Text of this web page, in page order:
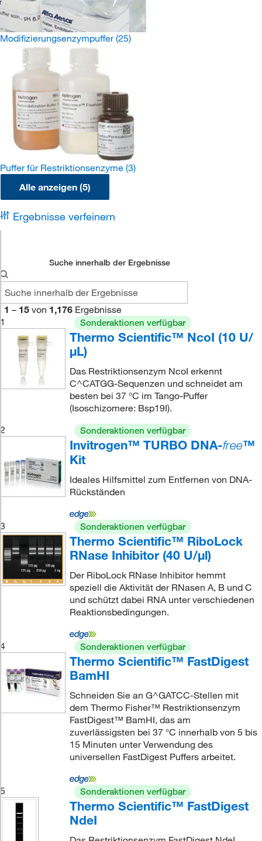
Modifizierungsenzympuffer(25)
Puffer für Restriktionsenzyme (3)
Alle anzeigen (5)
Ergebnisse verfeinern
Suche innerhalb der Ergebnisse
1 – 15 von 1,176 Ergebnisse
1
Sonderaktionen verfügbar
Thermo Scientific™ NcoI (10 U/
μL)
Das Restriktionsenzym NcoI erkennt
C^CATGG-Sequenzen und schneidet am
besten bei 37 °C im Tango-Puffer
(Isoschizomere: Bsp19I).
2
Sonderaktionen verfügbar
Invitrogen™ TURBO DNA-free™
Kit
Ideales Hilfsmittel zum Entfernen von DNA-
Rückständen
3 Sonderaktionen verfügbar
Thermo Scientific™ RiboLock
RNase Inhibitor (40 U/μl)
Der RiboLock RNase Inhibitor hemmt
speziell die Aktivität der RNasen A, B und C
und schützt dabei RNA unter verschiedenen
Reaktionsbedingungen.
4 Sonderaktionen verfügbar
Thermo Scientific™ FastDigest
BamHI
Schneiden Sie an G^GATCC-Stellen mit
dem Thermo Fisher™ Restriktionsenzym
FastDigest™ BamHI, das am
zuverlässigsten bei 37 °C innerhalb von 5 bis
15 Minuten unter Verwendung des
universellen FastDigest Puffers arbeitet.
5 Sonderaktionen verfügbar
Thermo Scientific™ FastDigest
NdeI